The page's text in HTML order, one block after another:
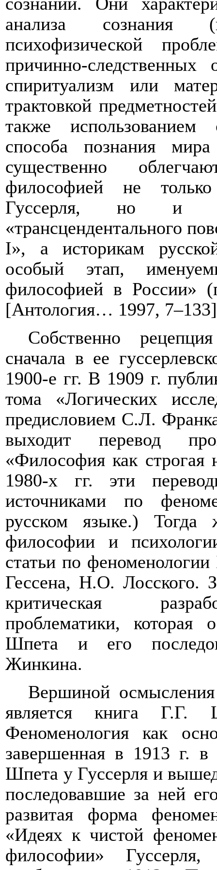
анализа сознания
психофизической
причинно-следственных
спиритуализм или
трактовкой
также использованием
способа познания
существенно
философией не только
Гуссерля, но и
«трансцендентального
I», а историкам
особый этап,
философией в России»
[Антология… 1997,
Собственно
сначала в ее
1900-е гг. В 1909 г.
тома «Логических
предисловием С.Л.
выходит перевод
«Философия как
1980-х гг. эти
источниками по
русском языке.)
философии и
статьи по
Гессена, Н.О. Лосского.
критическая
проблематики, которая
Шпета и его
Жинкина.
Вершиной
является книга
Феноменология как
завершенная в 1913 г. в
Шпета у Гуссерля и
последовавшие за ней
развитая форма
«Идеях к чистой
философии»